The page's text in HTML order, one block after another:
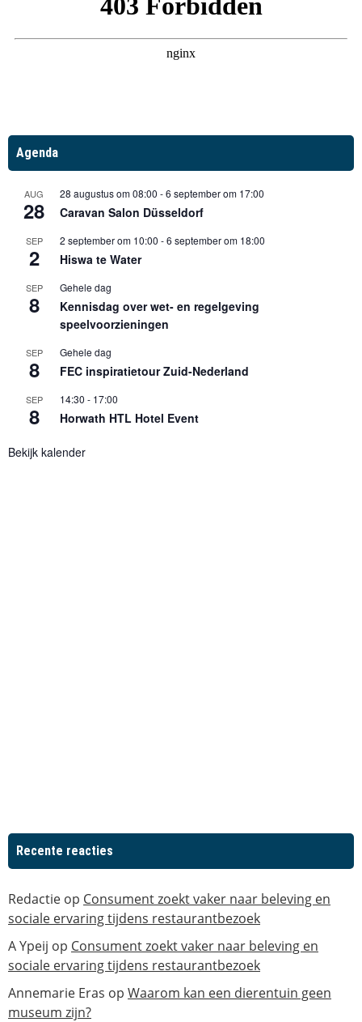
Agenda
AUG
28
28 augustus om 08:00 -6 september om 17:00
Caravan Salon Düsseldorf
SEP
2
2 september om 10:00 -6 september om 18:00
Hiswa te Water
SEP
8
Gehele dag
Kennisdag over wet- en regelgeving
speelvoorzieningen
SEP
8
Gehele dag
FEC inspiratietour Zuid-Nederland
SEP
8
14:30 - 17:00
Horwath HTL Hotel Event
Bekijk kalender
Recente reacties
Redactie op Consument zoekt vaker naar beleving en
sociale ervaring tijdens restaurantbezoek
A Ypeij op Consument zoekt vaker naar beleving en
sociale ervaring tijdens restaurantbezoek
Annemarie Eras op Waarom kan een dierentuin geen
museum zijn?